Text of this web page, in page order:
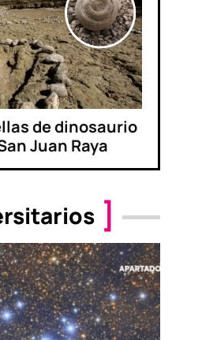
de dinosaurio
Juan Raya